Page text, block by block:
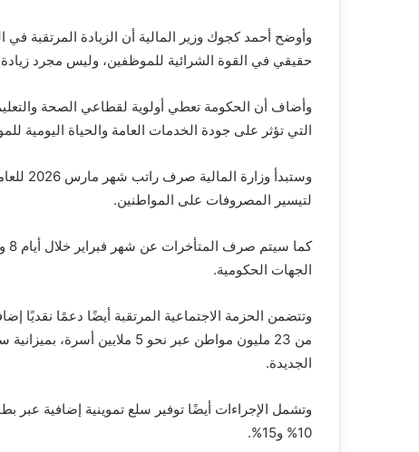
وأوضح أحمد كجوك وزير المالية أن الزيادة المرتقبة
حقيقي في القوة الشرائية للموظفين، وليس مجرد
وأضاف أن الحكومة تعطي أولوية لقطاعي الصحة
التي تؤثر على جودة الخدمات العامة والحياة اليومية
لتيسير المصروفات على المواطنين.
الجهات الحكومية.
وتتضمن الحزمة الاجتماعية المرتقبة أيضًا دعمًا نقديًا
الجديدة.
وتشمل الإجراءات أيضًا توفير سلع تموينية إضافية عبر
10% و15%.